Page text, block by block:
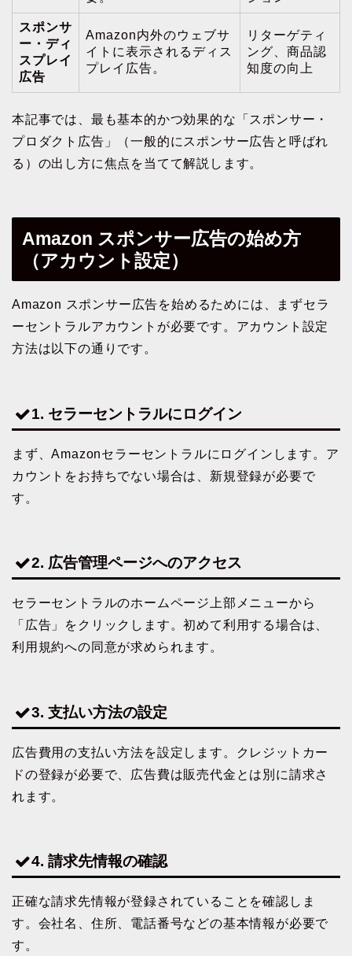
スポンサ
ー・ディ
スプレイ
広告
Amazon内外のウェブサ
イトに表示されるディス
プレイ広告。
リターゲティ
ング、商品認
知度の向上
本記事では、最も基本的かつ効果的な「スポンサー・
プロダクト広告」（一般的にスポンサー広告と呼ばれ
る）の出し方に焦点を当てて解説します。
Amazon スポンサー広告の始め方
（アカウント設定）
Amazon スポンサー広告を始めるためには、まずセラ
ーセントラルアカウントが必要です。アカウント設定
方法は以下の通りです。
1. セラーセントラルにログイン
まず、Amazonセラーセントラルにログインします。ア
カウントをお持ちでない場合は、新規登録が必要で
す。
2. 広告管理ページへのアクセス
セラーセントラルのホームページ上部メニューから
「広告」をクリックします。初めて利用する場合は、
利用規約への同意が求められます。
3. 支払い方法の設定
広告費用の支払い方法を設定します。クレジットカー
ドの登録が必要で、広告費は販売代金とは別に請求さ
れます。
4. 請求先情報の確認
正確な請求先情報が登録されていることを確認しま
す。会社名、住所、電話番号などの基本情報が必要で
す。